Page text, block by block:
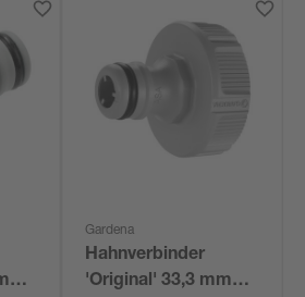
Gardena
Hahnverbinder
'Original' 33,3 mm